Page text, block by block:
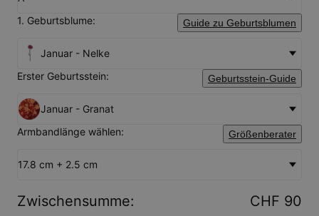
1. Geburtsblume:
Guide zu Geburtsblumen
Januar - Nelke
Erster Geburtsstein:
Geburtsstein-Guide
Januar - Granat
Armbandlänge wählen:
Größenberater
17.8 cm + 2.5 cm
Zwischensumme: CHF 90